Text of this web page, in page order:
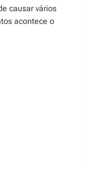
causar vários
acontece o